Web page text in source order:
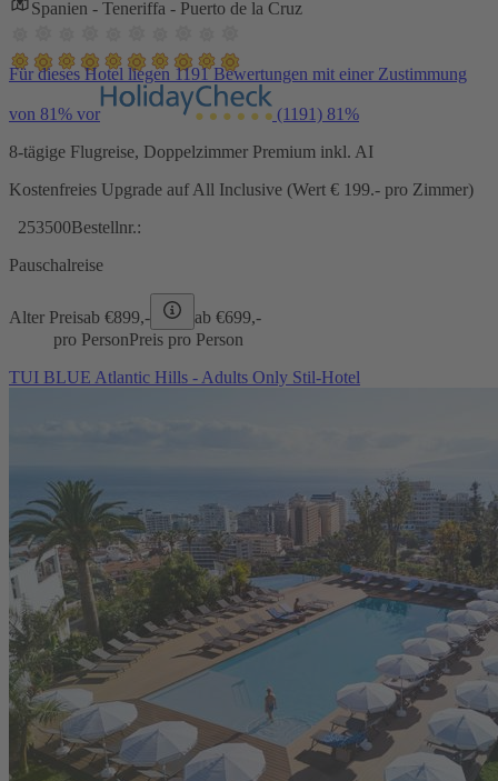
Spanien - Teneriffa - Puerto de la Cruz
Für dieses Hotel liegen 1191 Bewertungen mit einer Zustimmung
von 81% vor (1191) 81%
8-tägige Flugreise, Doppelzimmer Premium inkl. AI
Kostenfreies Upgrade auf All Inclusive (Wert € 199.- pro Zimmer)
253500Bestellnr.:
Pauschalreise
Alter Preisab €899,- ab €699,-
pro PersonPreis pro Person
TUI BLUE Atlantic Hills - Adults Only Stil-Hotel